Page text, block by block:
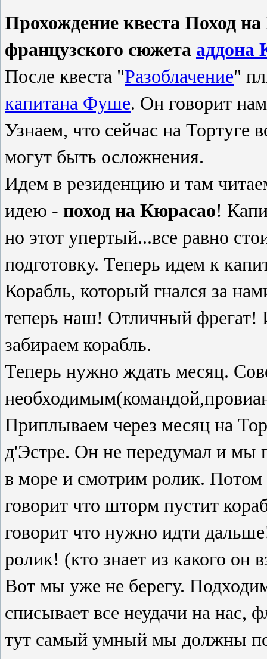
Прохождение квеста Поход
французского сюжета аддона
После квеста "Разоблачение"
капитана Фуше. Он говорит
Узнаем, что сейчас на Тортуге
могут быть осложнения.
Идем в резиденцию и там
идею - поход на Кюрасао!
но этот упертый...все равно
подготовку. Теперь идем к
Корабль, который гнался за
теперь наш! Отличный фрегат!
забираем корабль.
Теперь нужно ждать месяц.
Приплываем через месяц на
д'Эстре. Он не передумал и
в море и смотрим ролик.
говорит что шторм пустит
говорит что нужно идти
ролик! (кто знает из какого он
Вот мы уже не берегу.
списывает все неудачи на нас,
тут самый умный мы должны